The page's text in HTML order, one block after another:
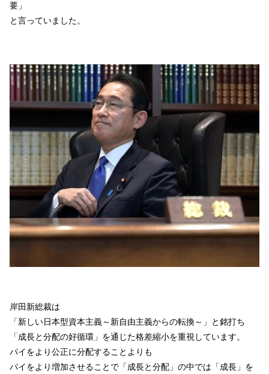
要」
と言っていました。
岸田新総裁は
「新しい日本型資本主義～新自由主義からの転換～」と銘打ち
「成長と分配の好循環」を通じた格差縮小を重視しています。
パイをより公正に分配することよりも
パイをより増加させることで「成長と分配」の中では「成長」を